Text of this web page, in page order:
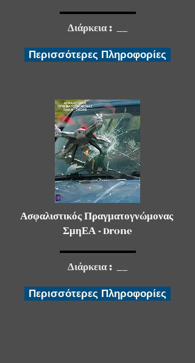
Διάρκεια : __
Περισσότερες Πληροφορίες
Ασφαλιστικός Πραγματογνώμονας
ΣμηΕΑ -Drone
Διάρκεια : __
Περισσότερες Πληροφορίες